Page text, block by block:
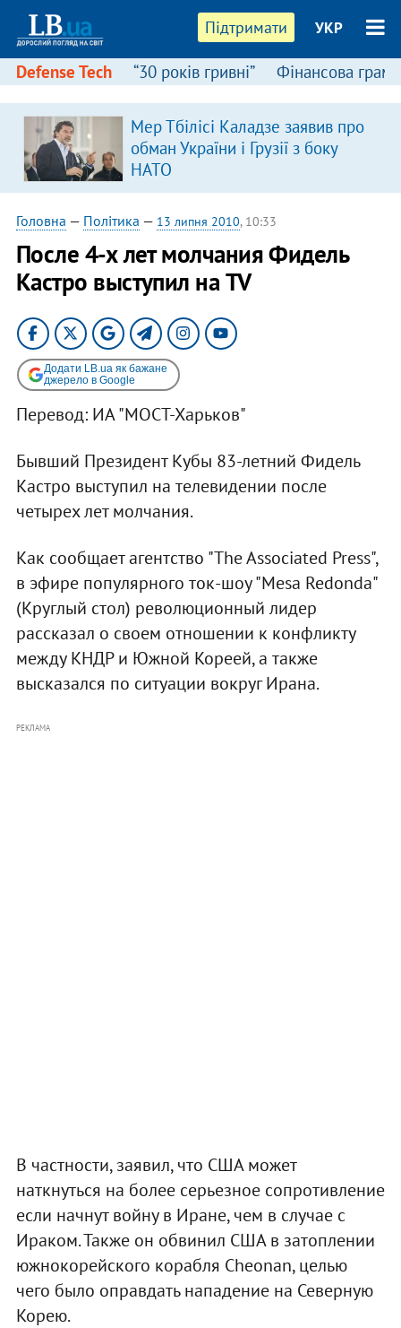
Підтримати УКР
Defense Tech “30 років гривні” Фінансова
Мер Тбілісі Каладзе заявив про
обман України і Грузії з боку
НАТО
Головна — Політика — 13 липня 2010, 10:33
После 4-х лет молчания Фидель
Кастро выступил на TV
Додати LB.ua як бажане
джерело в Google
Перевод: ИА "МОСТ-Харьков"
Бывший Президент Кубы 83-летний Фидель
Кастро выступил на телевидении после
четырех лет молчания.
Как сообщает агентство "The Associated Press",
в эфире популярного ток-шоу "Mesa Redonda"
(Круглый стол) революционный лидер
рассказал о своем отношении к конфликту
между КНДР и Южной Кореей, а также
высказался по ситуации вокруг Ирана.
РЕКЛАМА
В частности, заявил, что США может
наткнуться на более серьезное сопротивление
если начнут войну в Иране, чем в случае с
Ираком. Также он обвинил США в затоплении
южнокорейского корабля Cheonan, целью
чего было оправдать нападение на Северную
Корею.